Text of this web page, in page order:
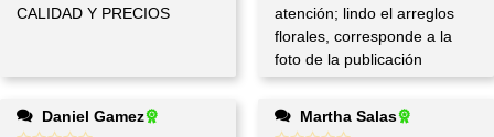
CALIDAD Y PRECIOS
atención; lindo el arreglos
florales, corresponde a la
foto de la publicación
Daniel Gamez Martha Salas